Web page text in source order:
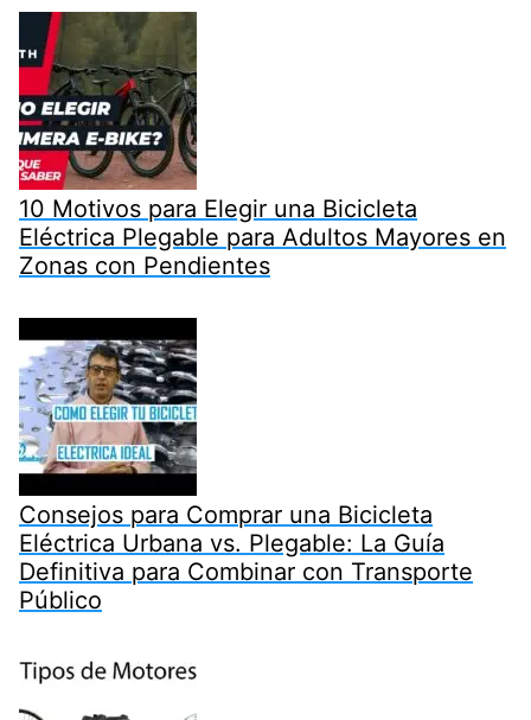
10 Motivos para Elegir una Bicicleta
Eléctrica Plegable para Adultos Mayores en
Zonas con Pendientes
Consejos para Comprar una Bicicleta
Eléctrica Urbana vs. Plegable: La Guía
Definitiva para Combinar con Transporte
Público